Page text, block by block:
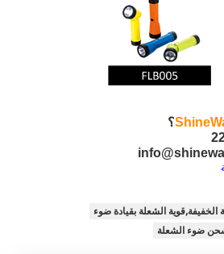
؟
الشعلة بقيادة ضوء
ضوء الشعلة